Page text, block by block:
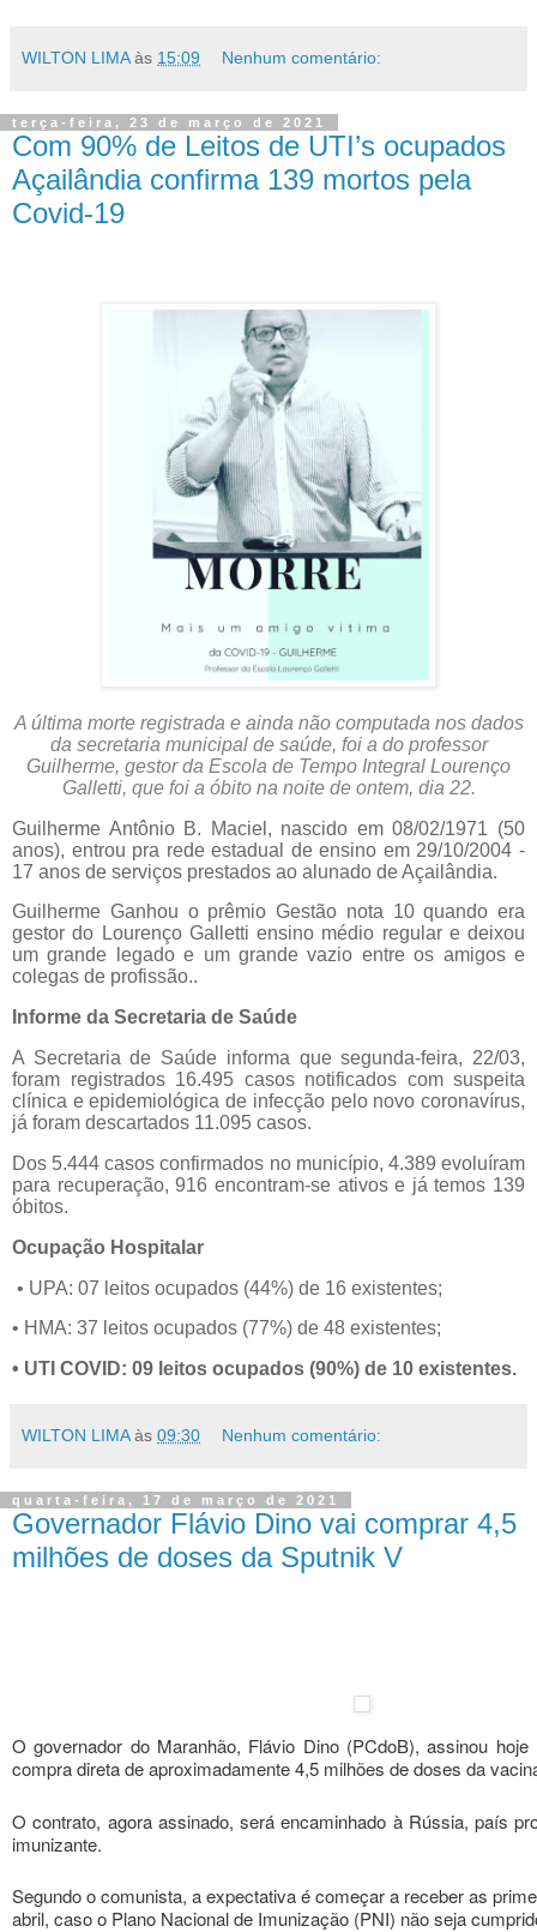
WILTON LIMA às 15:09 Nenhum comentário:
terça-feira, 23 de março de 2021
Com 90% de Leitos de UTI’s ocupados
Açailândia confirma 139 mortos pela
Covid-19
A última morte registrada e ainda não computada nos dados
da secretaria municipal de saúde, foi a do professor
Guilherme, gestor da Escola de Tempo Integral Lourenço
Galletti, que foi a óbito na noite de ontem, dia 22.
Guilherme Antônio B. Maciel, nascido em 08/02/1971 (50
anos), entrou pra rede estadual de ensino em 29/10/2004 -
17 anos de serviços prestados ao alunado de Açailândia.
Guilherme Ganhou o prêmio Gestão nota 10 quando era
gestor do Lourenço Galletti ensino médio regular e deixou
um grande legado e um grande vazio entre os amigos e
colegas de profissão..
Informe da Secretaria de Saúde
A Secretaria de Saúde informa que segunda-feira, 22/03,
foram registrados 16.495 casos notificados com suspeita
clínica e epidemiológica de infecção pelo novo coronavírus,
já foram descartados 11.095 casos.
Dos 5.444 casos confirmados no município, 4.389 evoluíram
para recuperação, 916 encontram-se ativos e já temos 139
óbitos.
Ocupação Hospitalar
• UPA: 07 leitos ocupados (44%) de 16 existentes;
• HMA: 37 leitos ocupados (77%) de 48 existentes;
• UTI COVID: 09 leitos ocupados (90%) de 10 existentes.
WILTON LIMA às 09:30 Nenhum comentário:
quarta-feira, 17 de março de 2021
Governador Flávio Dino vai comprar 4,5
milhões de doses da Sputnik V
O governador do Maranhão, Flávio Dino (PCdoB), assinou
compra direta de aproximadamente 4,5 milhões de doses da
O contrato, agora assinado, será encaminhado à Rússia, país
imunizante.
Segundo o comunista, a expectativa é começar a receber as
abril, caso o Plano Nacional de Imunização (PNI) não seja